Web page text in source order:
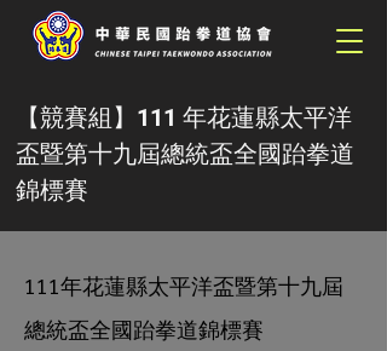
【競賽組】111 年花蓮縣太平洋
盃暨第十九屆總統盃全國跆拳道
錦標賽
111年花蓮縣太平洋盃暨第十九屆
總統盃全國跆拳道錦標賽